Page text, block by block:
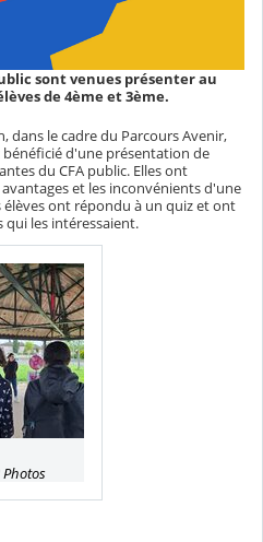
sont venues présenter au
de 4ème et 3ème.
dans le cadre du Parcours Avenir,
d'une présentation de
du CFA public. Elles ont
et les inconvénients d'une
ont répondu à un quiz et ont
qui les intéressaient.
Photos